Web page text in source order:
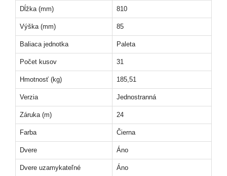
Dĺžka (mm) 810
Výška (mm) 85
Baliaca jednotka Paleta
Počet kusov 31
Hmotnosť (kg) 185,51
Verzia Jednostranná
Záruka (m) 24
Farba Čierna
Dvere Áno
Dvere uzamykateľné Áno